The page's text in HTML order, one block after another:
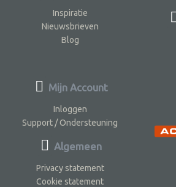
Inspiratie
Nieuwsbrieven
Blog
Mijn Account
Inloggen
Support / Ondersteuning
Algemeen
Privacy statement
Cookie statement